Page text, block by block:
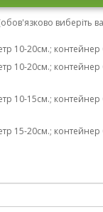
виберіть
10-20см.; контейнер
10-20см.; контейнер
10-15см.; контейнер
15-20см.; контейнер